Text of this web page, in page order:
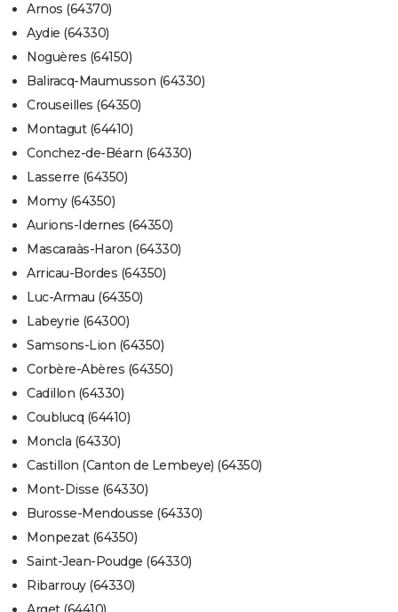
Arnos (64370)
Aydie (64330)
Noguères (64150)
Baliracq-Maumusson (64330)
Crouseilles (64350)
Montagut (64410)
Conchez-de-Béarn (64330)
Lasserre (64350)
Momy (64350)
Aurions-Idernes (64350)
Mascaraàs-Haron (64330)
Arricau-Bordes (64350)
Luc-Armau (64350)
Labeyrie (64300)
Samsons-Lion (64350)
Corbère-Abères (64350)
Cadillon (64330)
Coublucq (64410)
Moncla (64330)
Castillon (Canton de Lembeye) (64350)
Mont-Disse (64330)
Burosse-Mendousse (64330)
Monpezat (64350)
Saint-Jean-Poudge (64330)
Ribarrouy (64330)